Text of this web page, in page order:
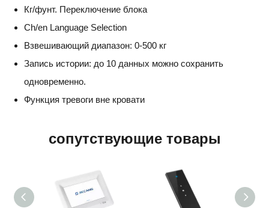
Кг/фунт. Переключение блока
Ch/en Language Selection
Взвешивающий диапазон: 0-500 кг
Запись истории: до 10 данных можно сохранить
одновременно.
Функция тревоги вне кровати
сопутствующие товары